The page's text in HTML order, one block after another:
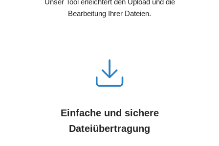
Unser Tool erleichtert den Upload und die
Bearbeitung Ihrer Dateien.
Einfache und sichere
Dateiübertragung